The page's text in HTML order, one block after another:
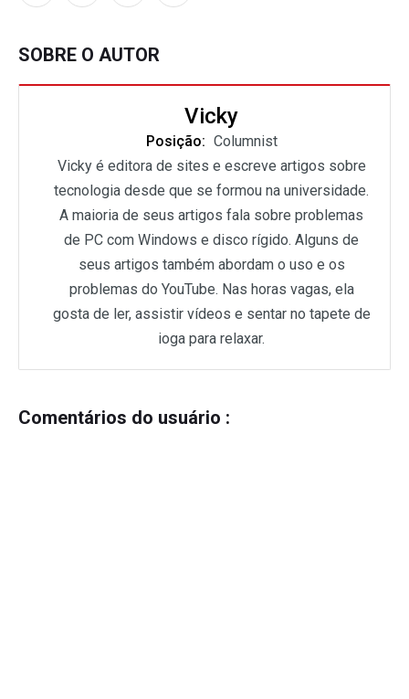
SOBRE O AUTOR
Vicky
Posição: Columnist
Vicky é editora de sites e escreve artigos sobre
tecnologia desde que se formou na universidade.
A maioria de seus artigos fala sobre problemas
de PC com Windows e disco rígido. Alguns de
seus artigos também abordam o uso e os
problemas do YouTube. Nas horas vagas, ela
gosta de ler, assistir vídeos e sentar no tapete de
ioga para relaxar.
Comentários do usuário :